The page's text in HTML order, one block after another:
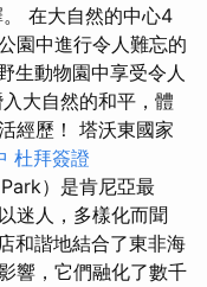
在大自然的中心4
園中進行令人難忘的
生動物園中享受令人
大自然的和平，體
經歷！ 塔沃東國家
杜拜簽證
Park）是肯尼亞最
迷人，多樣化而聞
和諧地結合了東非海
響，它們融化了數千